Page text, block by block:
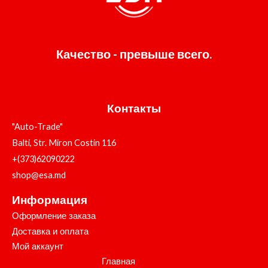
Качество - превыше всего.
Контакты
"Auto-Trade"
Balti, Str. Miron Costin 116
+(373)62090222
shop@esa.md
Информация
Оформление заказа
Доставка и оплата
Мой аккаунт
Главная